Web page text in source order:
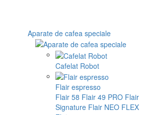
Aparate de cafea speciale
Cafelat Robot
Flair espresso
Flair 58 Flair 49 PRO Flair
Signature Flair NEO FLEX